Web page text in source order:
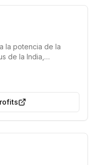
la potencia de la
de la India,
y la mejora de